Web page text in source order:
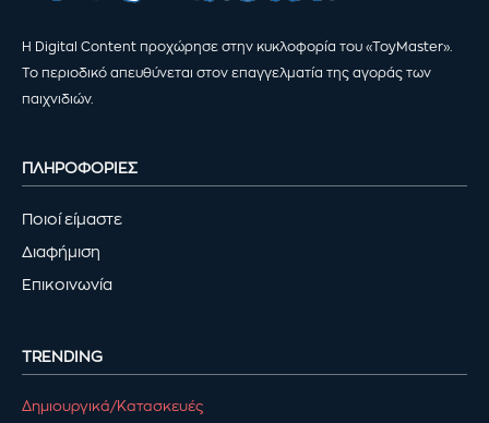
Η Digital Content προχώρησε στην κυκλοφορία του «ToyMaster».
Το περιοδικό απευθύνεται στον επαγγελματία της αγοράς των
παιχνιδιών.
ΠΛΗΡΟΦΟΡΙΕΣ
Ποιοί είμαστε
Διαφήμιση
Επικοινωνία
TRENDING
Δημιουργικά/Κατασκευές